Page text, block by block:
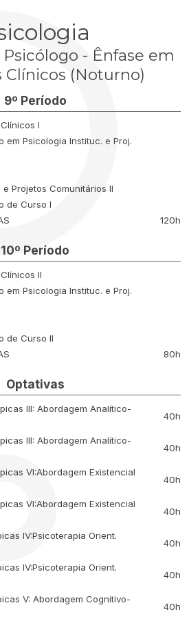
- Ênfase em
Clínicos (Noturno)
9º Período
I
em Psicologia Instituc. e Proj.
Projetos Comunitários II
de Curso I
120h
10º Período
II
em Psicologia Instituc. e Proj.
de Curso II
80h
Optativas
III: Abordagem Analítico-
40h
III: Abordagem Analítico-
40h
VI:Abordagem Existencial
40h
VI:Abordagem Existencial
40h
IV:Psicoterapia Orient.
40h
IV:Psicoterapia Orient.
40h
V: Abordagem Cognitivo-
40h